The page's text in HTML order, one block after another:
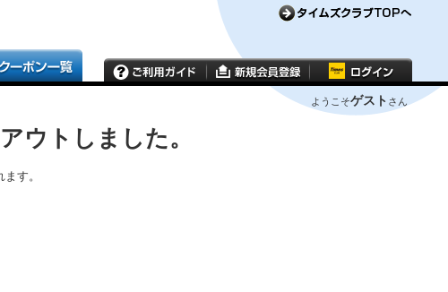
ようこそゲスト さん
ウトしました。
す。